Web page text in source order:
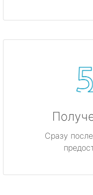
Сразу